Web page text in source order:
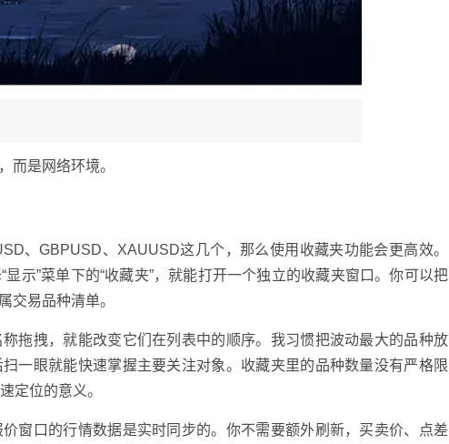
而是网络环境。
、GBPUSD、XAUUSD这几个，那么使用收藏夹功能会更高效。
示”菜单下的“收藏夹”，就能打开一个独立的收藏夹窗口。你可以把
交易品种清单。
拖拽，就能改变它们在列表中的顺序。我习惯把波动最大的品种放
一眼就能快速掌握主要关注对象。收藏夹里的品种数量没有严格限
定位的意义。
窗口的行情数据是实时同步的。你不需要额外刷新，买卖价、点差